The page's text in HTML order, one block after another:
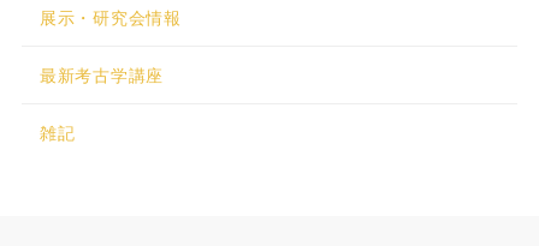
展示・研究会情報
最新考古学講座
雑記